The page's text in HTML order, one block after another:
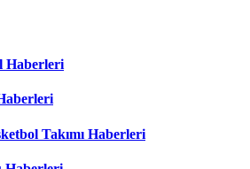
Haberleri
Takımı Haberleri